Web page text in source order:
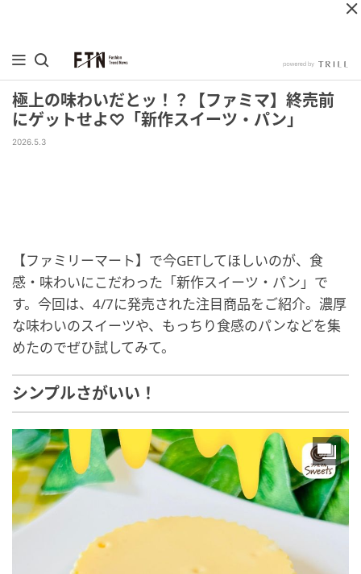
極上の味わいだとッ！？【ファミマ】終売前
にゲットせよ♡「新作スイーツ・パン」
2026.5.3
【ファミリーマート】で今GETしてほしいのが、食
感・味わいにこだわった「新作スイーツ・パン」で
す。今回は、4/7に発売された注目商品をご紹介。濃厚
な味わいのスイーツや、もっちり食感のパンなどを集
めたのでぜひ試してみて。
シンプルさがいい！